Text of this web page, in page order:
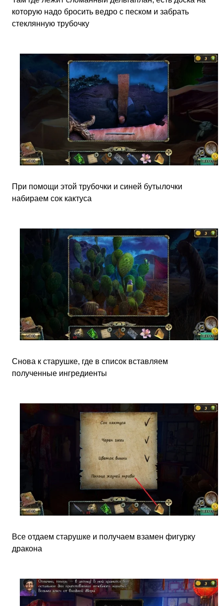
которую надо бросить ведро с песком и забрать
стеклянную трубочку
При помощи этой трубочки и синей бутылочки
набираем сок кактуса
Снова к старушке, где в список вставляем
полученные ингредиенты
Все отдаем старушке и получаем взамен фигурку
дракона